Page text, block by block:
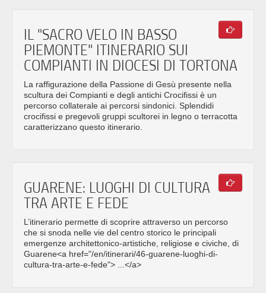
IL "SACRO VELO IN BASSO
PIEMONTE" ITINERARIO SUI
COMPIANTI IN DIOCESI DI TORTONA
La raffigurazione della Passione di Gesù presente nella
scultura dei Compianti e degli antichi Crocifissi è un
percorso collaterale ai percorsi sindonici. Splendidi
crocifissi e pregevoli gruppi scultorei in legno o terracotta
caratterizzano questo itinerario.
GUARENE: LUOGHI DI CULTURA
TRA ARTE E FEDE
L’itinerario permette di scoprire attraverso un percorso
che si snoda nelle vie del centro storico le principali
emergenze architettonico-artistiche, religiose e civiche, di
Guarene<a href="/en/itinerari/46-guarene-luoghi-di-
cultura-tra-arte-e-fede"> ...</a>